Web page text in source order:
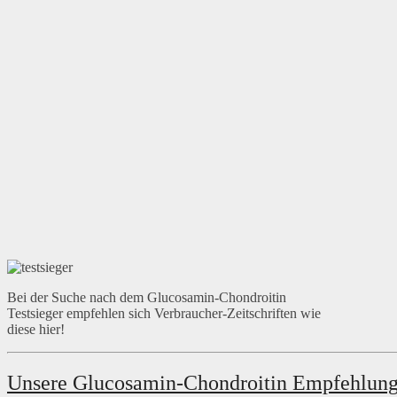
Bei der Suche nach dem Glucosamin-Chondroitin
Testsieger empfehlen sich Verbraucher-Zeitschriften wie
diese hier!
Unsere Glucosamin-Chondroitin